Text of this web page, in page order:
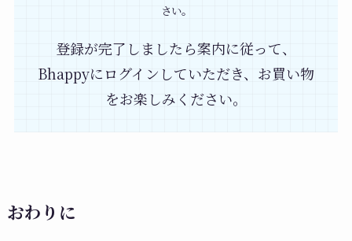
さい。
登録が完了しましたら案内に従って、
Bhappyにログインしていただき、お買い物
をお楽しみください。
おわりに